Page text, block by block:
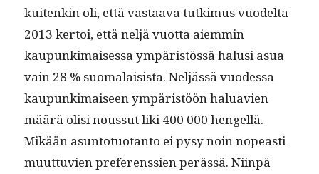
kuitenkin oli, että vas­taa­va tutkimus vuodelta
2013 ker­toi, että neljä vuot­ta aiem­min
kaupunki­maises­sa ympäristössä halusi asua
vain 28 % suo­ma­lai­sista. Neljässä vuodessa
kaupunki­maiseen ympäristöön halu­avien
määrä olisi nous­sut liki 400 000 hen­gel­lä.
Mikään asun­to­tuotan­to ei pysy noin nopeasti
muut­tuvien pref­er­enssien perässä. Niin­pä